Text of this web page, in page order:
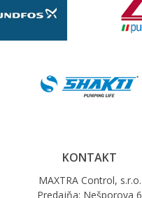
KONTAKT
MAXTRA Control, s.r.o.
Predajňa: Nešporova 6